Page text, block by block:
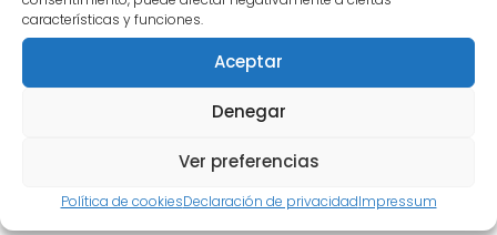
características y funciones.
Aceptar
Denegar
Ver preferencias
Política de cookiesDeclaración de privacidadImpressum